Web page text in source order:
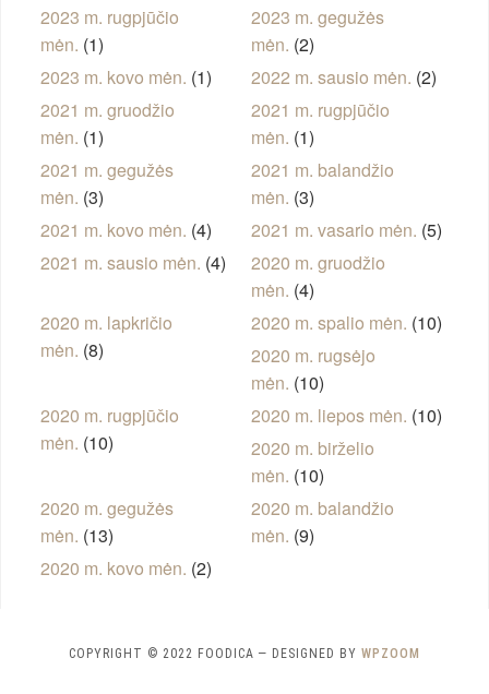
2023 m. rugpjūčio
mėn. (1)
2023 m. gegužės
mėn. (2)
2023 m. kovo mėn. (1) 2022 m. sausio mėn. (2)
2021 m. gruodžio
mėn. (1)
2021 m. rugpjūčio
mėn. (1)
2021 m. gegužės
mėn. (3)
2021 m. balandžio
mėn. (3)
2021 m. kovo mėn. (4) 2021 m. vasario mėn. (5)
2021 m. sausio mėn. (4)
2020 m. gruodžio
mėn. (4)
2020 m. lapkričio
mėn. (8)
2020 m. spalio mėn. (10)
2020 m. rugsėjo
mėn. (10)
2020 m. rugpjūčio
mėn. (10)
2020 m. liepos mėn. (10)
2020 m. birželio
mėn. (10)
2020 m. gegužės
mėn. (13)
2020 m. balandžio
mėn. (9)
2020 m. kovo mėn. (2)
COPYRIGHT © 2022 FOODICA — DESIGNED BY WPZOOM